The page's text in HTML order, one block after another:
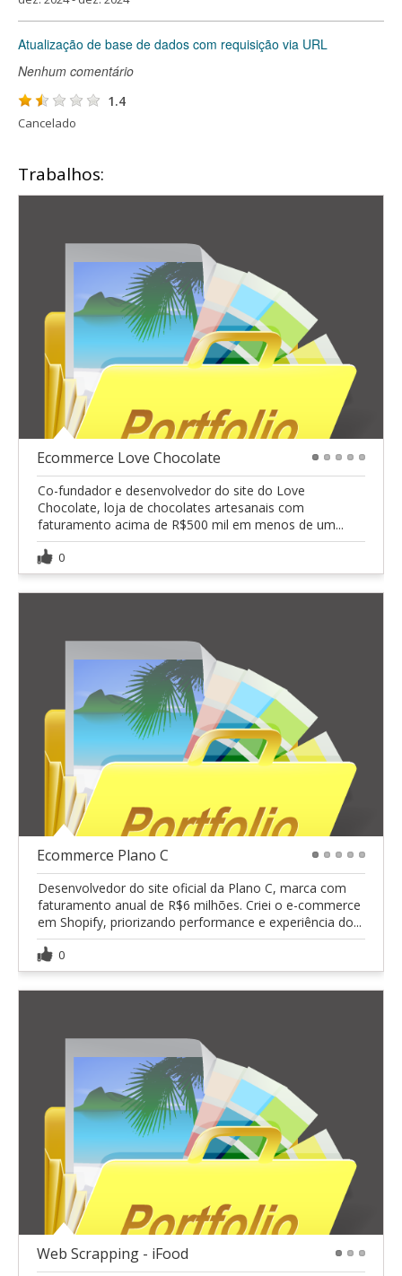
Atualização de base de dados com requisição via URL
Nenhum comentário
1.4
Cancelado
Trabalhos:
Ecommerce Love Chocolate
Co-fundador e desenvolvedor do site do Love
Chocolate, loja de chocolates artesanais com
faturamento acima de R$500 mil em menos de um...
0
Ecommerce Plano C
Desenvolvedor do site oficial da Plano C, marca com
faturamento anual de R$6 milhões. Criei o e-commerce
em Shopify, priorizando performance e experiência do...
0
Web Scrapping - iFood